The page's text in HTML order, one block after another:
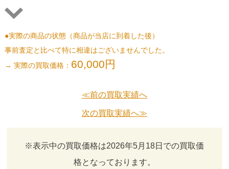
●実際の商品の状態（商品が当店に到着した後）
事前査定と比べて特に相違はございませんでした。
→ 実際の買取価格： 60,000円
≪前の買取実績へ
次の買取実績へ≫
※表示中の買取価格は2026年5月18日での買取価
格となっております。